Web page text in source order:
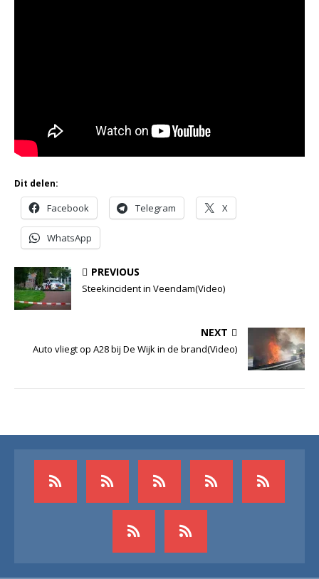
Dit delen:
Facebook Telegram X
WhatsApp
PREVIOUS
Steekincident in Veendam(Video)
NEXT
Auto vliegt op A28 bij De Wijk in de brand(Video)